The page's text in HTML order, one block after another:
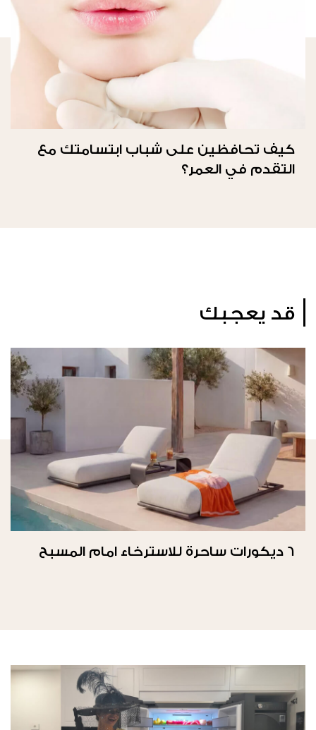
كيف تحافظين على شباب ابتسامتك مع
التقدم في العمر؟
قد يعجبك
6 ديكورات ساحرة للاسترخاء امام المسبح